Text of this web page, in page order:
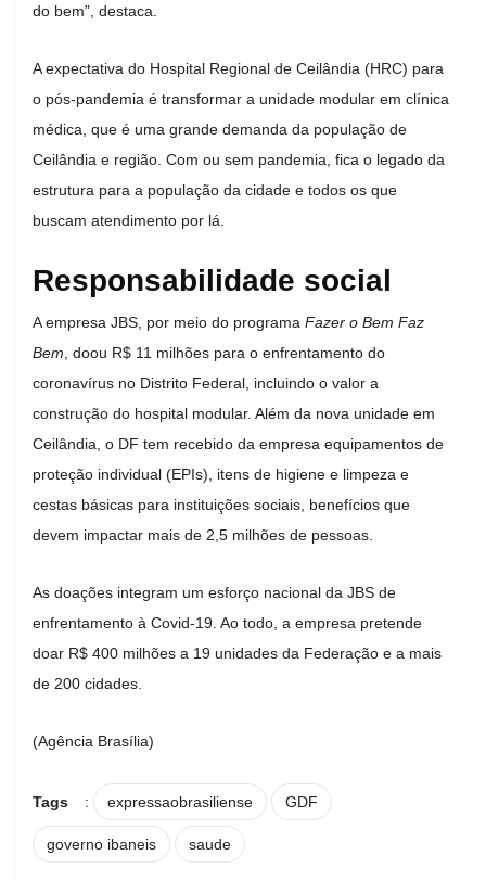
do bem”, destaca.
A expectativa do Hospital Regional de Ceilândia (HRC) para
o pós-pandemia é transformar a unidade modular em clínica
médica, que é uma grande demanda da população de
Ceilândia e região. Com ou sem pandemia, fica o legado da
estrutura para a população da cidade e todos os que
buscam atendimento por lá.
Responsabilidade social
A empresa JBS, por meio do programa Fazer o Bem Faz
Bem , doou R$ 11 milhões para o enfrentamento do
coronavírus no Distrito Federal, incluindo o valor a
construção do hospital modular. Além da nova unidade em
Ceilândia, o DF tem recebido da empresa equipamentos de
proteção individual (EPIs), itens de higiene e limpeza e
cestas básicas para instituições sociais, benefícios que
devem impactar mais de 2,5 milhões de pessoas.
As doações integram um esforço nacional da JBS de
enfrentamento à Covid-19. Ao todo, a empresa pretende
doar R$ 400 milhões a 19 unidades da Federação e a mais
de 200 cidades.
(Agência Brasília)
Tags : expressaobrasiliense GDF
governo ibaneis saude